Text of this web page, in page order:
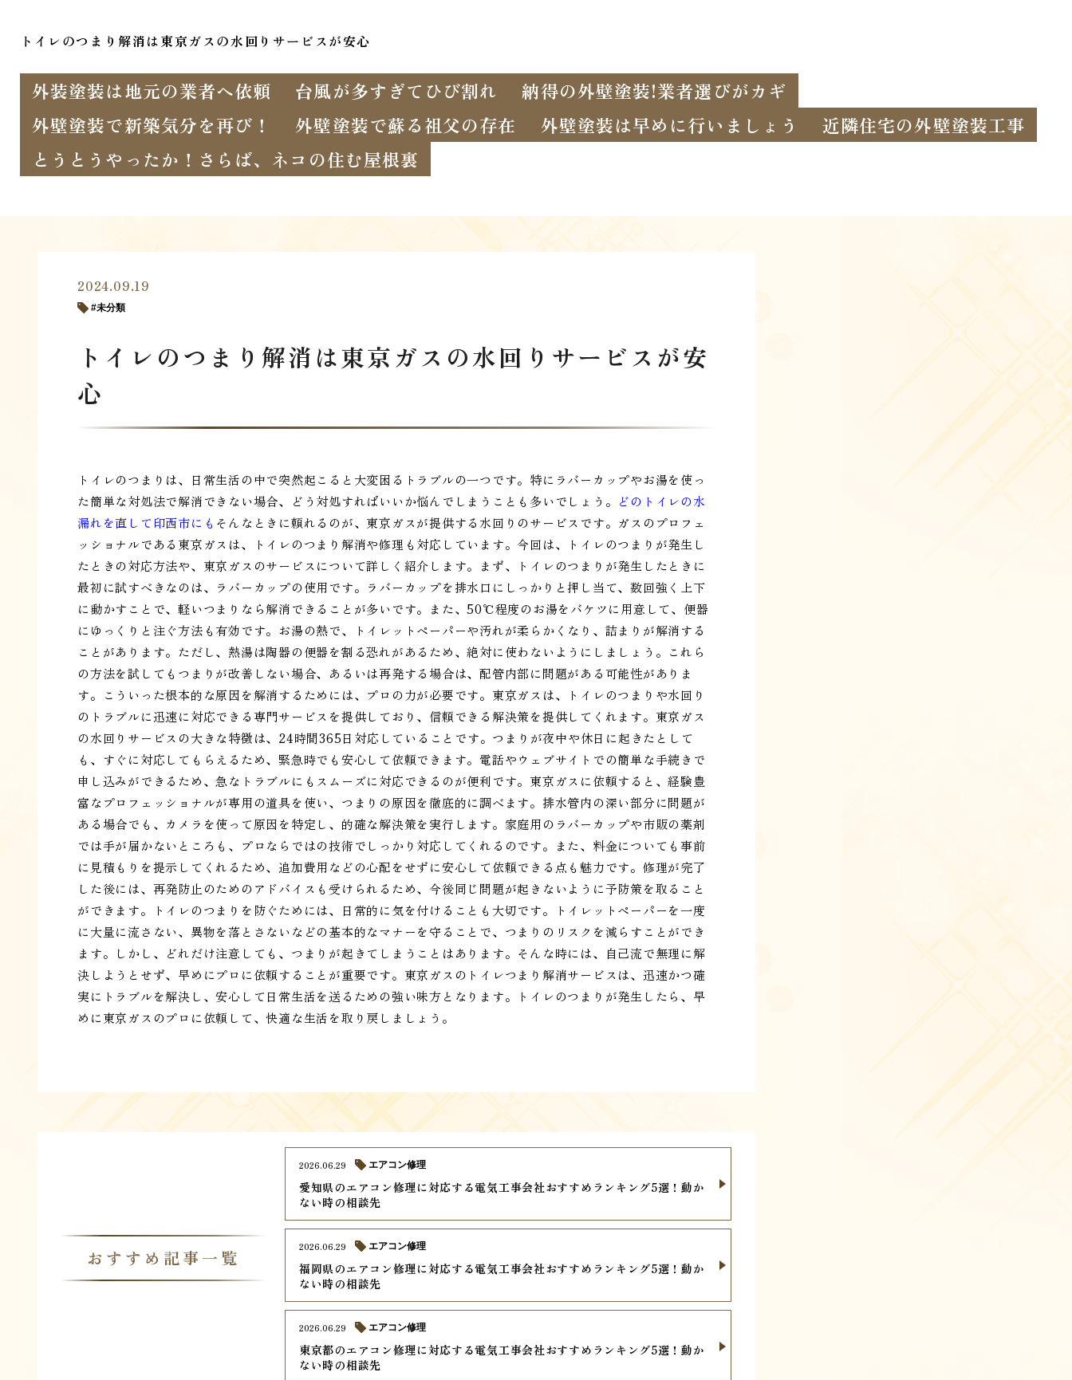
トイレのつまり解消は東京ガスの水回りサービスが安心
外装塗装は地元の業者へ依頼 台風が多すぎてひび割れ
納得の外壁塗装!業者選びがカギ
外壁塗装で新築気分を再び！
外壁塗装で蘇る祖父の存在 外壁塗装は早めに行いましょう
近隣住宅の外壁塗装工事
とうとうやったか！さらば、ネコの住む屋根裏
2024.09.19
未分類
トイレのつまり解消は東京ガスの水回りサービスが安
心
トイレのつまりは、日常生活の中で突然起こると大変困るトラブルの一つです。特にラバーカップやお湯を使っ
た簡単な対処法で解消できない場合、どう対処すればいいか悩んでしまうことも多いでしょう。 どのトイレの水
漏れを直して印西市にも そんなときに頼れるのが、東京ガスが提供する水回りのサービスです。ガスのプロフェ
ッショナルである東京ガスは、トイレのつまり解消や修理も対応しています。今回は、トイレのつまりが発生し
たときの対応方法や、東京ガスのサービスについて詳しく紹介します。まず、トイレのつまりが発生したときに
最初に試すべきなのは、ラバーカップの使用です。ラバーカップを排水口にしっかりと押し当て、数回強く上下
に動かすことで、軽いつまりなら解消できることが多いです。また、50℃程度のお湯をバケツに用意して、便器
にゆっくりと注ぐ方法も有効です。お湯の熱で、トイレットペーパーや汚れが柔らかくなり、詰まりが解消する
ことがあります。ただし、熱湯は陶器の便器を割る恐れがあるため、絶対に使わないようにしましょう。これら
の方法を試してもつまりが改善しない場合、あるいは再発する場合は、配管内部に問題がある可能性がありま
す。こういった根本的な原因を解消するためには、プロの力が必要です。東京ガスは、トイレのつまりや水回り
のトラブルに迅速に対応できる専門サービスを提供しており、信頼できる解決策を提供してくれます。東京ガス
の水回りサービスの大きな特徴は、24時間365日対応していることです。つまりが夜中や休日に起きたとして
も、すぐに対応してもらえるため、緊急時でも安心して依頼できます。電話やウェブサイトでの簡単な手続きで
申し込みができるため、急なトラブルにもスムーズに対応できるのが便利です。東京ガスに依頼すると、経験豊
富なプロフェッショナルが専用の道具を使い、つまりの原因を徹底的に調べます。排水管内の深い部分に問題が
ある場合でも、カメラを使って原因を特定し、的確な解決策を実行します。家庭用のラバーカップや市販の薬剤
では手が届かないところも、プロならではの技術でしっかり対応してくれるのです。また、料金についても事前
に見積もりを提示してくれるため、追加費用などの心配をせずに安心して依頼できる点も魅力です。修理が完了
した後には、再発防止のためのアドバイスも受けられるため、今後同じ問題が起きないように予防策を取ること
ができます。トイレのつまりを防ぐためには、日常的に気を付けることも大切です。トイレットペーパーを一度
に大量に流さない、異物を落とさないなどの基本的なマナーを守ることで、つまりのリスクを減らすことができ
ます。しかし、どれだけ注意しても、つまりが起きてしまうことはあります。そんな時には、自己流で無理に解
決しようとせず、早めにプロに依頼することが重要です。東京ガスのトイレつまり解消サービスは、迅速かつ確
実にトラブルを解決し、安心して日常生活を送るための強い味方となります。トイレのつまりが発生したら、早
めに東京ガスのプロに依頼して、快適な生活を取り戻しましょう。
おすすめ記事一覧
愛知県のエアコン修理に対応する電気工事会社おすすめランキング5選！動か
ない時の相談先
2026.06.29 エアコン修理
福岡県のエアコン修理に対応する電気工事会社おすすめランキング5選！動か
ない時の相談先
2026.06.29 エアコン修理
東京都のエアコン修理に対応する電気工事会社おすすめランキング5選！動か
ない時の相談先
2026.06.29 エアコン修理